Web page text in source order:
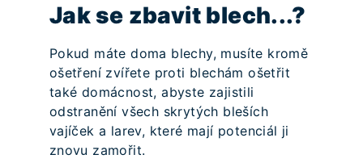
Jak se zbavit blech...?
Pokud máte doma blechy, musíte kromě
ošetření zvířete proti blechám ošetřit
také domácnost, abyste zajistili
odstranění všech skrytých bleších
vajíček a larev, které mají potenciál ji
znovu zamořit.